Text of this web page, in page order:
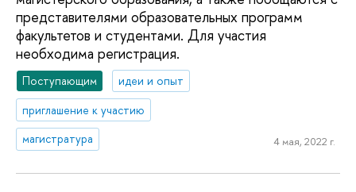
представителями образовательных программ
факультетов и студентами. Для участия
необходима регистрация.
Поступающим
идеи и опыт
приглашение к участию
магистратура
4 мая, 2022 г.